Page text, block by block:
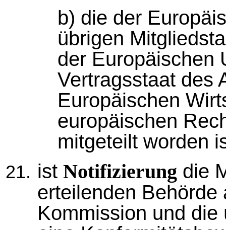
b) die der
übrigen
der Europäischen
Vertragsstaat des
Europäischen
europäischen
mitgeteilt worden
ist Notifizierung die
erteilenden
Kommission und